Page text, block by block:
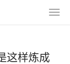
这样炼成